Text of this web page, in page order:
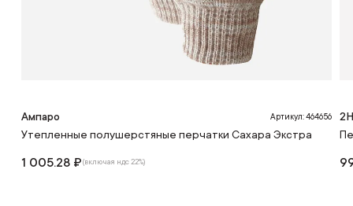
Ампаро Артикул: 464656
Утепленные полушерстяные перчатки Сахара Экстра
1 005.28 ₽(включая ндс 22%)